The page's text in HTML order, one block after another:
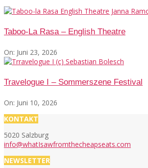
Taboo-La Rasa – English Theatre
On: Juni 23, 2026
Travelogue I – Sommerszene Festival
On: Juni 10, 2026
KONTAKT
5020 Salzburg
info@whatIsawfromthecheapseats.com
NEWSLETTER